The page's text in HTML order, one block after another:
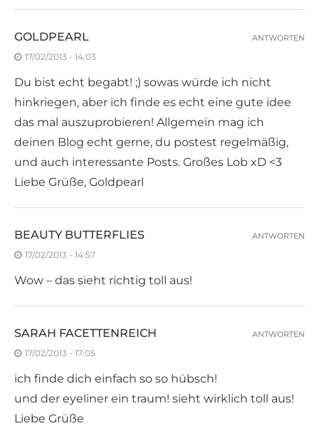
GOLDPEARL
17/02/2013 - 14:03
Du bist echt begabt! ;) sowas würde ich nicht
hinkriegen, aber ich finde es echt eine gute idee
das mal auszuprobieren! Allgemein mag ich
deinen Blog echt gerne, du postest regelmäßig,
und auch interessante Posts. Großes Lob xD <3
Liebe Grüße, Goldpearl
ANTWORTEN
BEAUTY BUTTERFLIES
17/02/2013 - 14:57
Wow – das sieht richtig toll aus!
ANTWORTEN
SARAH FACETTENREICH
17/02/2013 - 17:05
ich finde dich einfach so so hübsch!
und der eyeliner ein traum! sieht wirklich toll aus!
Liebe Grüße
ANTWORTEN